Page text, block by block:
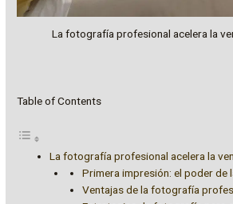
La fotografía profesional acelera la
Table of Contents
La fotografía profesional acelera la
Primera impresión: el poder de
Ventajas de la fotografía